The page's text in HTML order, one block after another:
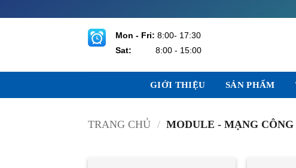
qua
Mon - Fri: 8:00- 17:30
Sat:
8:00 - 15:00
GIỚI THIỆU SẢN PHẨM
TRANG CHỦ / MODULE - MẠNG